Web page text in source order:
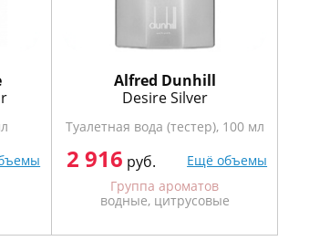
Alfred Dunhill
Desire Silver
Туалетная вода (тестер), 100 мл
2 916 руб.
Ещё объемы
Группа ароматов
водные, цитрусовые